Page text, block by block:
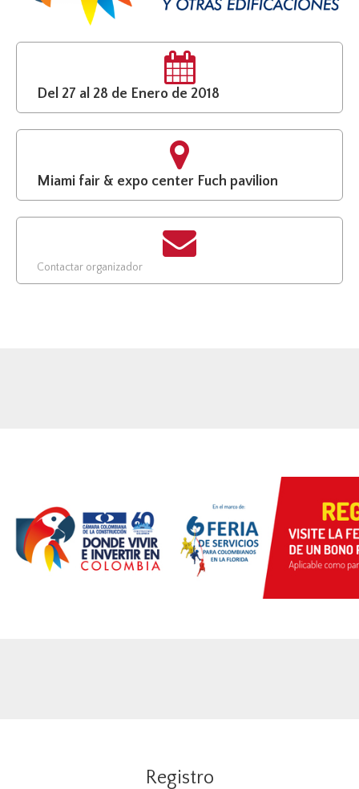
Del 27 al 28 de Enero de 2018
Miami fair & expo center Fuch pavilion
Contactar organizador
Registro